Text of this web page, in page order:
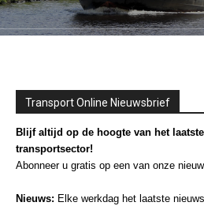
Transport Online Nieuwsbrief
Blijf altijd op de hoogte van het
transportsector!
Abonneer u gratis op een van onze
Nieuws: Elke werkdag het laatste nieuws